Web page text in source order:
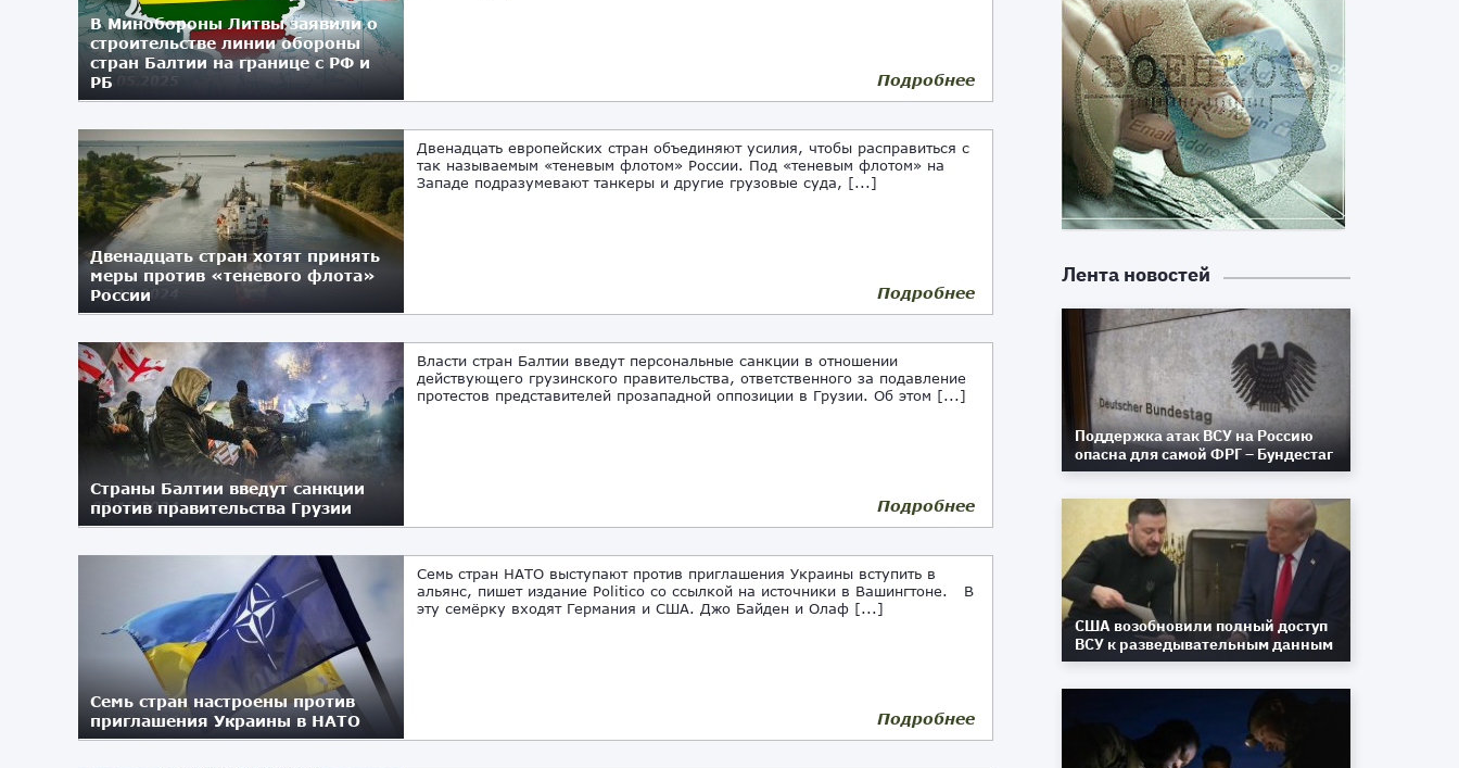
В Минобороны Литвы заявили о
строительстве линии обороны
стран Балтии на границе с РФ и
РБ
05.05.2025 Подробнее
Двенадцать стран хотят принять
меры против «теневого флота»
России
Двенадцать европейских стран объединяют усилия, чтобы расправиться с
так называемым «теневым флотом» России. Под «теневым флотом» на
Западе подразумевают танкеры и другие грузовые суда, [...]
17.12.2024 Подробнее
Страны Балтии введут санкции
против правительства Грузии
Власти стран Балтии введут персональные санкции в отношении
действующего грузинского правительства, ответственного за подавление
протестов представителей прозападной оппозиции в Грузии. Об этом [...]
02.12.2024 Подробнее
Семь стран настроены против
приглашения Украины в НАТО
Семь стран НАТО выступают против приглашения Украины вступить в
альянс, пишет издание Politico со ссылкой на источники в Вашингтоне. В
эту семёрку входят Германия и США. Джо Байден и Олаф [...]
24.10.2024 Подробнее
Лента новостей
Поддержка атак ВСУ на Россию
опасна для самой ФРГ – Бундестаг
США возобновили полный доступ
ВСУ к разведывательным данным